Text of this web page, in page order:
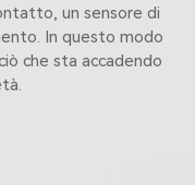
un sensore di
In questo modo
che sta accadendo